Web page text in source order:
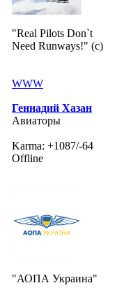
"Real Pilots Don`t
Need Runways!" (c)
WWW
Геннадий Хазан
Авиаторы
Karma: +1087/-64
Offline
"АОПА Украина"